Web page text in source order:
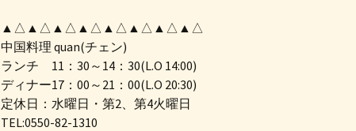
▲△▲△▲△▲△▲△▲△▲△▲△
中国料理 quan(チェン)
ランチ 11：30～14：30(L.O 14:00)
ディナー17：00～21：00(L.O 20:30)
定休日：水曜日・第2、第4火曜日
TEL:0550-82-1310